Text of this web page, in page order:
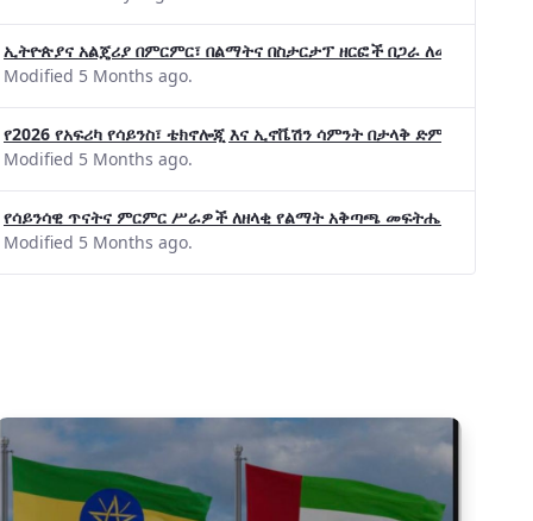
ኢትዮጵያና አልጄሪያ በምርምር፣ በልማትና በስታርታፕ ዘርፎች በጋራ ለመስራት መከሩ፡፡
Modified 5 Months ago.
የ2026 የአፍሪካ የሳይንስ፣ ቴክኖሎጂ እና ኢኖቬሽን ሳምንት በታላቅ ድምቀት
Modified 5 Months ago.
የሳይንሳዊ ጥናትና ምርምር ሥራዎች ለዘላቂ የልማት አቅጣጫ መፍትሔ ጠቋሚ
Modified 5 Months ago.